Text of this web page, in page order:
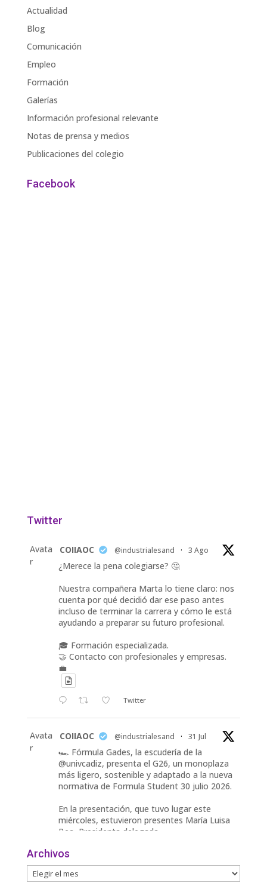
Actualidad
Blog
Comunicación
Empleo
Formación
Galerías
Información profesional relevante
Notas de prensa y medios
Publicaciones del colegio
Facebook
Twitter
Avata
r
COIIAOC @industrialesand · 3 Ago
¿Merece la pena colegiarse? 🤔
Nuestra compañera Marta lo tiene claro: nos
cuenta por qué decidió dar ese paso antes
incluso de terminar la carrera y cómo le está
ayudando a preparar su futuro profesional.
🎓 Formación especializada.
🤝 Contacto con profesionales y empresas.
💼
Twitter
Avata
r
COIIAOC @industrialesand · 31 Jul
🏎️ Fórmula Gades, la escudería de la
@univcadiz, presenta el G26, un monoplaza
más ligero, sostenible y adaptado a la nueva
normativa de Formula Student 30 julio 2026.
En la presentación, que tuvo lugar este
miércoles, estuvieron presentes María Luisa
Bea, Presidenta delegada
Twitter
Archivos